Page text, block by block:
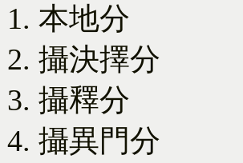
本地分
攝決擇分
攝釋分
攝異門分